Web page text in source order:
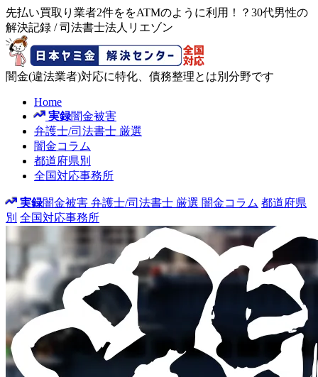
先払い買取り業者2件ををATMのように利用！？30代男性の
解決記録 / 司法書士法人リエゾン
闇金(違法業者)対応に特化、債務整理とは別分野です
Home
実録闇金被害
弁護士/司法書士 厳選
闇金コラム
都道府県別
全国対応事務所
実録闇金被害 弁護士/司法書士 厳選 闇金コラム 都道府県
別 全国対応事務所